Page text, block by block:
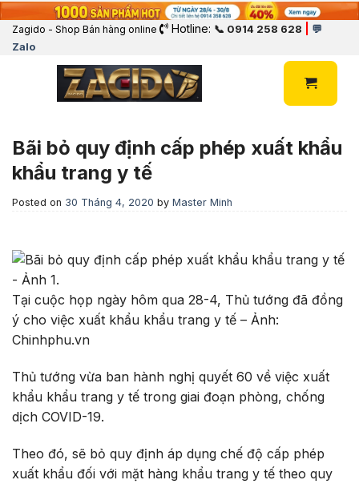
Zagido - Shop Bán hàng online Hotline: 📞 0914 258 628
💬
Zalo
Bãi bỏ quy định cấp phép xuất khẩu
khẩu trang y tế
Posted on 30 Tháng 4, 2020 by Master Minh
Tại cuộc họp ngày hôm qua 28-4, Thủ tướng đã đồng
ý cho việc xuất khẩu khẩu trang y tế – Ảnh:
Chinhphu.vn
Thủ tướng vừa ban hành nghị quyết 60 về việc xuất
khẩu khẩu trang y tế trong giai đoạn phòng, chống
dịch COVID-19.
Theo đó, sẽ bỏ quy định áp dụng chế độ cấp phép
xuất khẩu đối với mặt hàng khẩu trang y tế theo quy